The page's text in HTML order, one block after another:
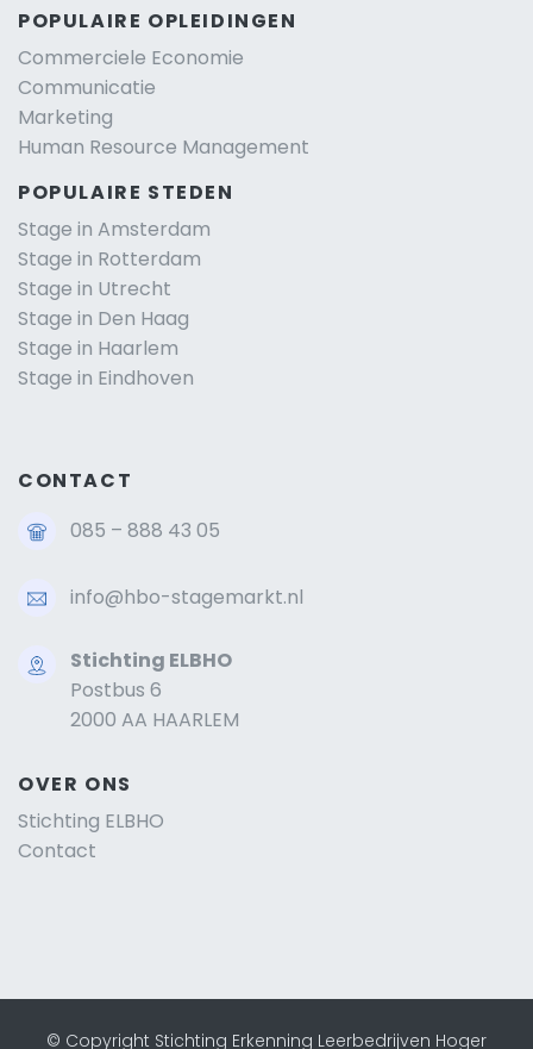
POPULAIRE OPLEIDINGEN
Commerciele Economie
Communicatie
Marketing
Human Resource Management
POPULAIRE STEDEN
Stage in Amsterdam
Stage in Rotterdam
Stage in Utrecht
Stage in Den Haag
Stage in Haarlem
Stage in Eindhoven
CONTACT
085 – 888 43 05
info@hbo-stagemarkt.nl
Stichting ELBHO
Postbus 6
2000 AA HAARLEM
OVER ONS
Stichting ELBHO
Contact
© Copyright Stichting Erkenning Leerbedrijven Hoger